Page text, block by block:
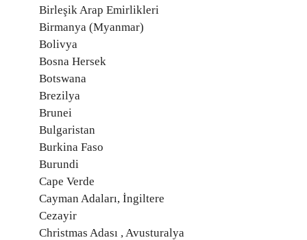
Birleşik Arap Emirlikleri
Birmanya (Myanmar)
Bolivya
Bosna Hersek
Botswana
Brezilya
Brunei
Bulgaristan
Burkina Faso
Burundi
Cape Verde
Cayman Adaları, İngiltere
Cezayir
Christmas Adası , Avusturalya